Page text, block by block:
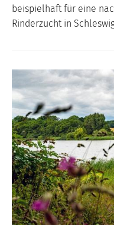
beispielhaft für eine
Rinderzucht in